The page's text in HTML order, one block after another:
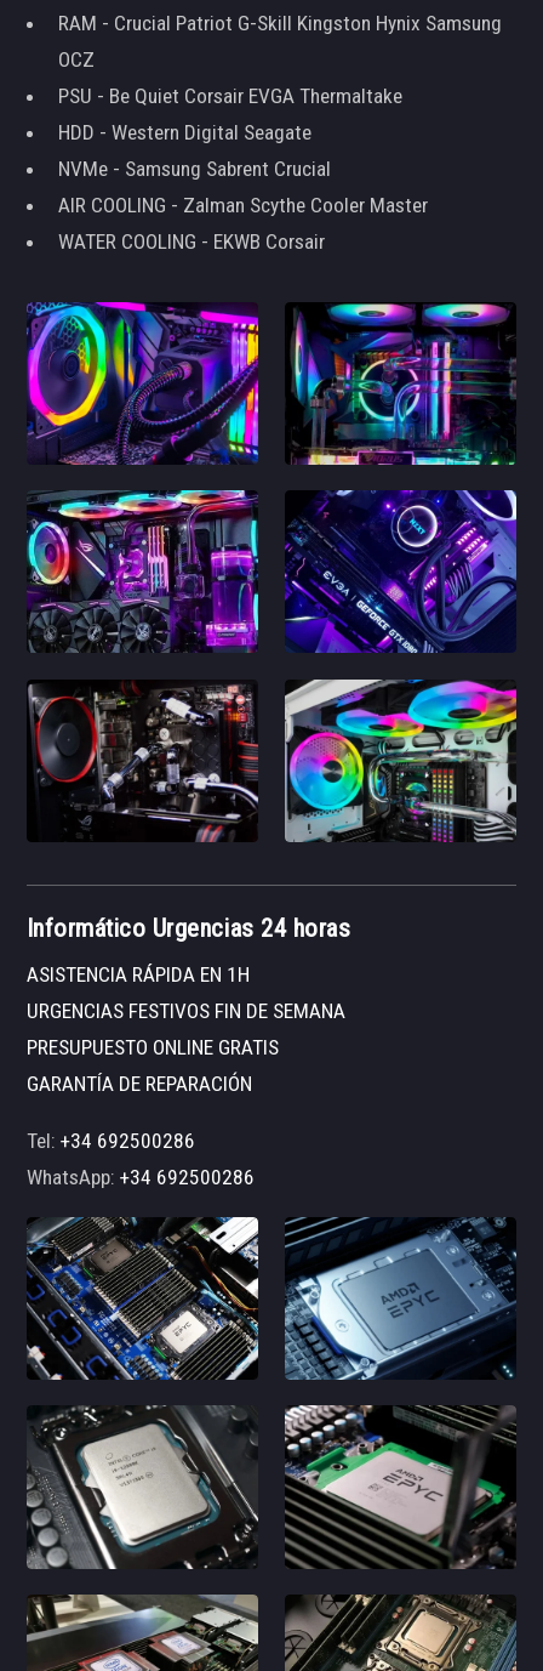
RAM - Crucial Patriot G-Skill Kingston Hynix Samsung
OCZ
PSU - Be Quiet Corsair EVGA Thermaltake
HDD - Western Digital Seagate
NVMe - Samsung Sabrent Crucial
AIR COOLING - Zalman Scythe Cooler Master
WATER COOLING - EKWB Corsair
Informático Urgencias 24 horas
ASISTENCIA RÁPIDA EN 1H
URGENCIAS FESTIVOS FIN DE SEMANA
PRESUPUESTO ONLINE GRATIS
GARANTÍA DE REPARACIÓN
Tel:+34 692500286
WhatsApp:+34 692500286